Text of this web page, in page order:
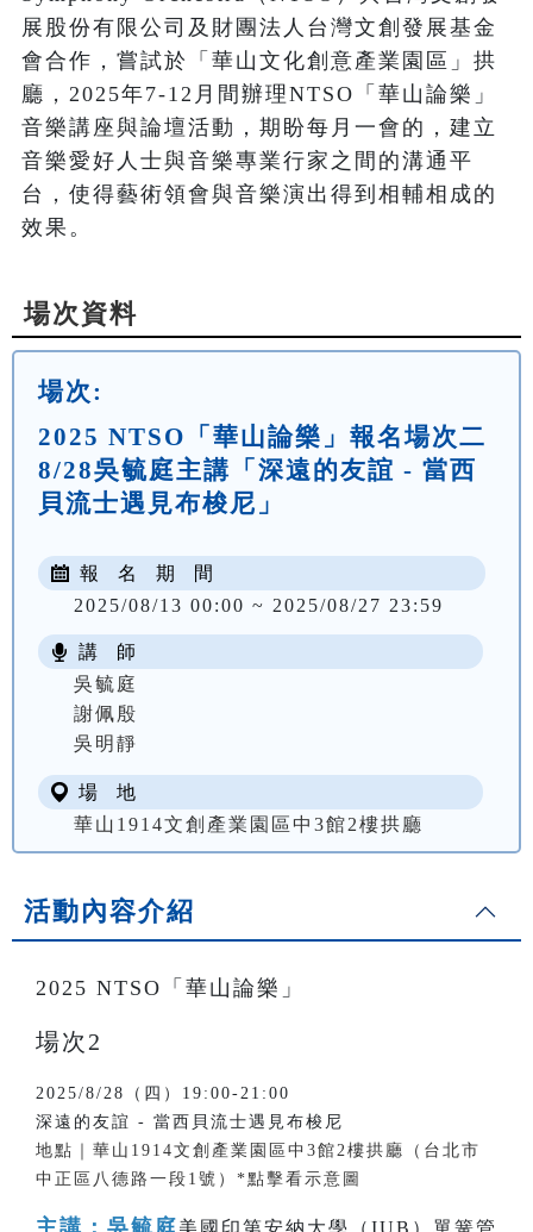
展股份有限公司及財團法人台灣文創發展基金
會合作，嘗試於「華山文化創意產業園區」拱
廳，2025年7-12月間辦理NTSO「華山論樂」
音樂講座與論壇活動，期盼每月一會的，建立
音樂愛好人士與音樂專業行家之間的溝通平
台，使得藝術領會與音樂演出得到相輔相成的
效果。
場次資料
場次:
2025 NTSO「華山論樂」報名場次二
8/28吳毓庭主講「深遠的友誼 - 當西
貝流士遇見布梭尼」
報 名 期 間
2025/08/13 00:00 ~ 2025/08/27 23:59
講 師
吳毓庭
謝佩殷
吳明靜
場 地
華山1914文創產業園區中3館2樓拱廳
活動內容介紹
2025 NTSO「華山論樂」
場次2
2025/8/28（四）19:00-21:00
深遠的友誼 - 當西貝流士遇見布梭尼
地點｜華山1914文創產業園區中3館2樓拱廳（台北市
中正區八德路一段1號）*點擊看示意圖